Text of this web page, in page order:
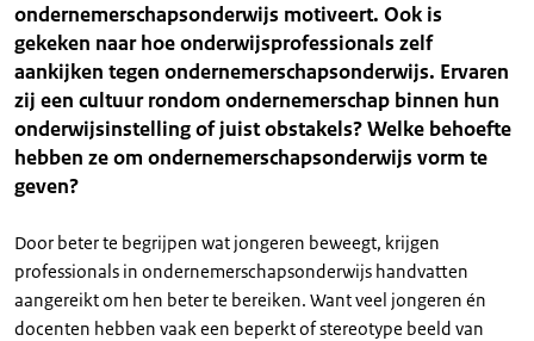
ondernemerschapsonderwijs motiveert. Ook is
gekeken naar hoe onderwijsprofessionals zelf
aankijken tegen ondernemerschapsonderwijs. Ervaren
zij een cultuur rondom ondernemerschap binnen hun
onderwijsinstelling of juist obstakels? Welke behoefte
hebben ze om ondernemerschapsonderwijs vorm te
geven?
Door beter te begrijpen wat jongeren beweegt, krijgen
professionals in ondernemerschapsonderwijs handvatten
aangereikt om hen beter te bereiken. Want veel jongeren én
docenten hebben vaak een beperkt of stereotype beeld van